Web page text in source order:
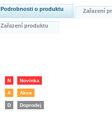
Podrobnosti o produktu Zařazení
Zařazení produktu
N Novinka
A Akce
D Doprodej